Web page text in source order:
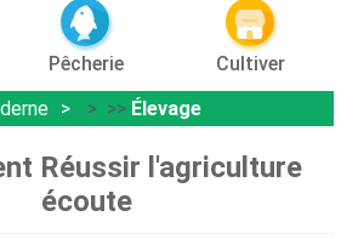
Pêcherie
Cultiver
> >> Élevage
Réussir l'agriculture
écoute